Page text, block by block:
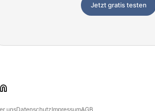
Jetzt gratis testen
unsDatenschutzImpressumAGB